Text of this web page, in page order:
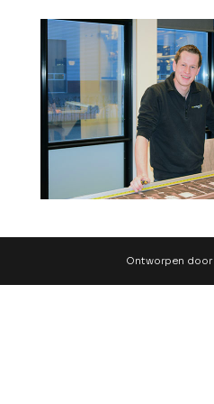
Ontworpen door